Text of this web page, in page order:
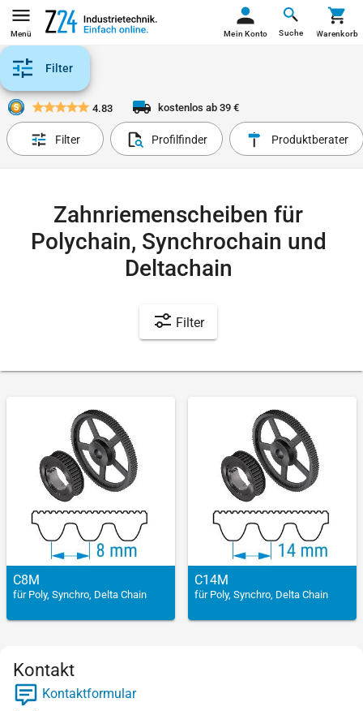
Menü Suche
Mein Konto Warenkorb
Filter
4.83 kostenlos ab 39 €
Filter Profilfinder Produktberater
Zahnriemenscheiben für
Polychain, Synchrochain und
Deltachain
Filter
C8M
für Poly, Synchro, Delta Chain
C14M
für Poly, Synchro, Delta Chain
Kontakt
Kontaktformular